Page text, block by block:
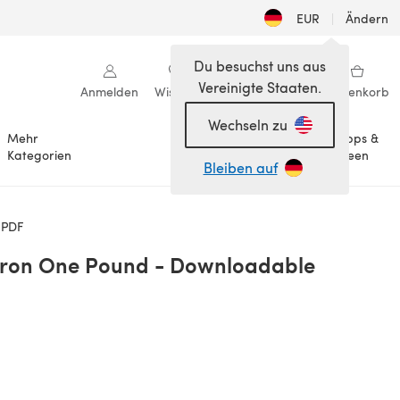
EUR | Ändern
Anmelden Wishlist Meine Bibliothek Warenkorb
Mehr
Kategorien
Anlässe
Tipps &
Ideen
Du besuchst uns aus
Vereinigte Staaten.
Wechseln zu
Bleiben auf
One Pound - Downloadable